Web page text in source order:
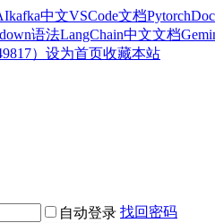
kafka中文VSCode文档Pytorch
语法LangChain中文文档
） 设为首页收藏本站
自动登录 找回密码